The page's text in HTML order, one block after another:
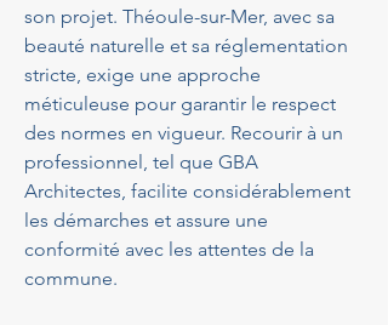
son projet. Théoule-sur-Mer, avec sa
beauté naturelle et sa réglementation
stricte, exige une approche
méticuleuse pour garantir le respect
des normes en vigueur. Recourir à un
professionnel, tel que GBA
Architectes, facilite considérablement
les démarches et assure une
conformité avec les attentes de la
commune.